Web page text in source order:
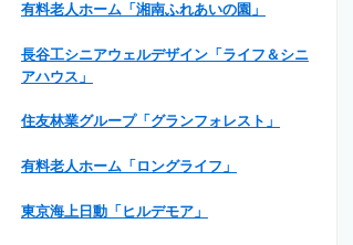
有料老人ホーム「湘南ふれあいの園」
長谷工シニアウェルデザイン「ライフ＆シニ
アハウス」
住友林業グループ「グランフォレスト」
有料老人ホーム「ロングライフ」
東京海上日動「ヒルデモア」